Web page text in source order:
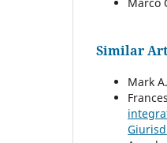
Similar
Mark